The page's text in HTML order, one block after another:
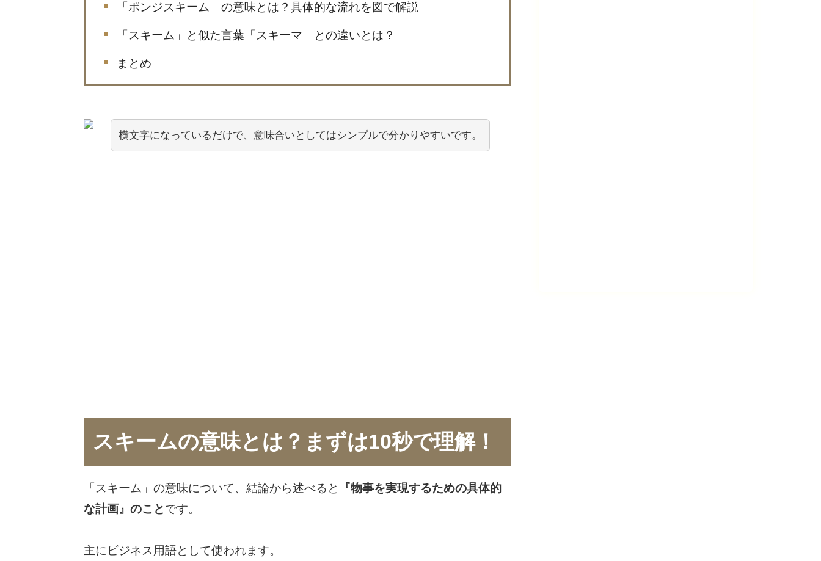
「ポンジスキーム」の意味とは？具体的な流れを図で解説
「スキーム」と似た言葉「スキーマ」との違いとは？
まとめ
横文字になっているだけで、意味合いとしてはシンプルで分かりやすいです。
スキームの意味とは？まずは10秒で理解！
「スキーム」の意味について、結論から述べると
『物事を実現するための具体的
な計画』のことです。
主にビジネス用語として使われます。